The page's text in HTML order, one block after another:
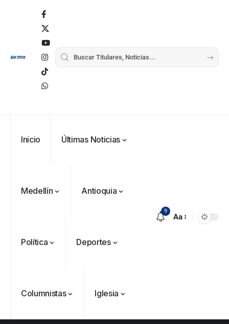
Inicio Últimas Noticias
Medellín Antioquia
Política Deportes
Columnistas Iglesia
9
Aa
al FBI, DEA y
de Yolombo
arremete
Curazao en su
debut
mundialista
desagravio